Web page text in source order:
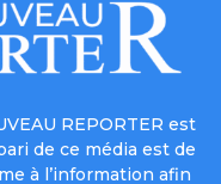
REPORTER est
de ce média est de
à l’information afin